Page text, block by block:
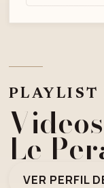
PLAYLIST
Le
VER PERFIL